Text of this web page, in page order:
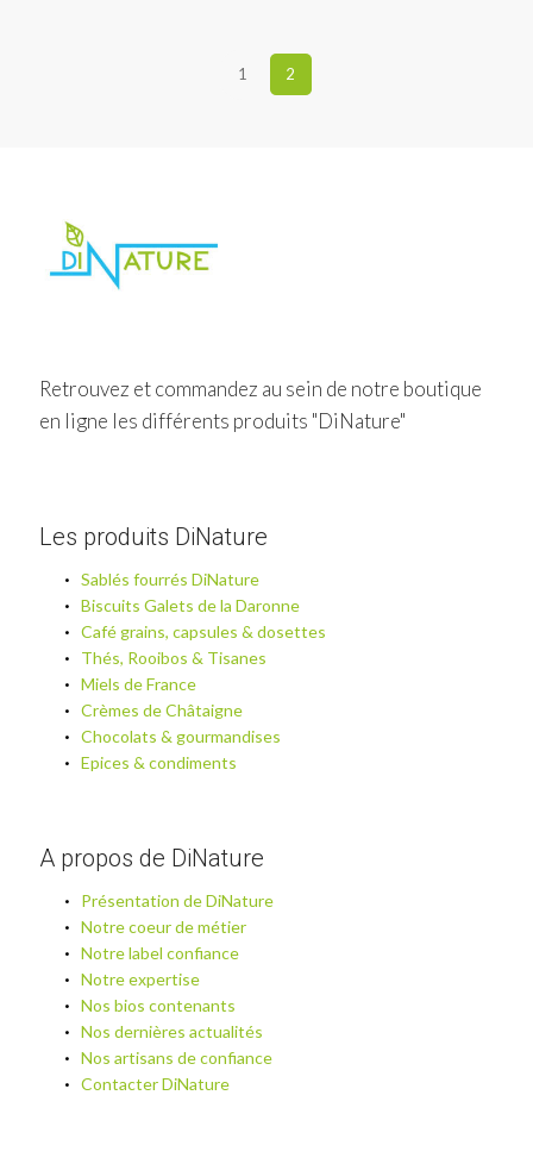
1 2
Retrouvez et commandez au sein de notre boutique
en ligne les différents produits "DiNature"
Les produits DiNature
Sablés fourrés DiNature
Biscuits Galets de la Daronne
Café grains, capsules & dosettes
Thés, Rooibos & Tisanes
Miels de France
Crèmes de Châtaigne
Chocolats & gourmandises
Epices & condiments
A propos de DiNature
Présentation de DiNature
Notre coeur de métier
Notre label confiance
Notre expertise
Nos bios contenants
Nos dernières actualités
Nos artisans de confiance
Contacter DiNature